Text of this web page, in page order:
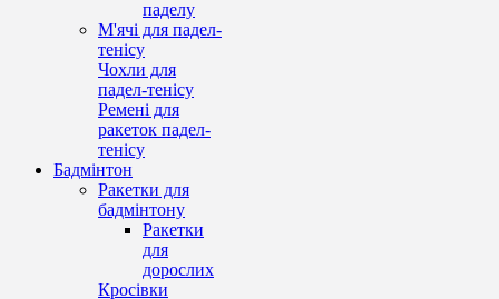
паделу
М'ячі для падел-
тенісу
Чохли для
падел-тенісу
Ремені для
ракеток падел-
тенісу
Бадмінтон
Ракетки для
бадмінтону
Ракетки
для
дорослих
Кросівки